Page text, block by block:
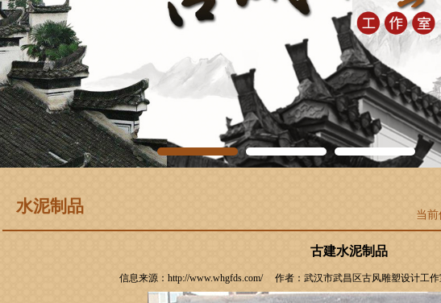
水泥制品 当
古建水泥制品
信息来源：http://www.whgfds.com/ 作者：武汉市武昌区古风雕塑设计工